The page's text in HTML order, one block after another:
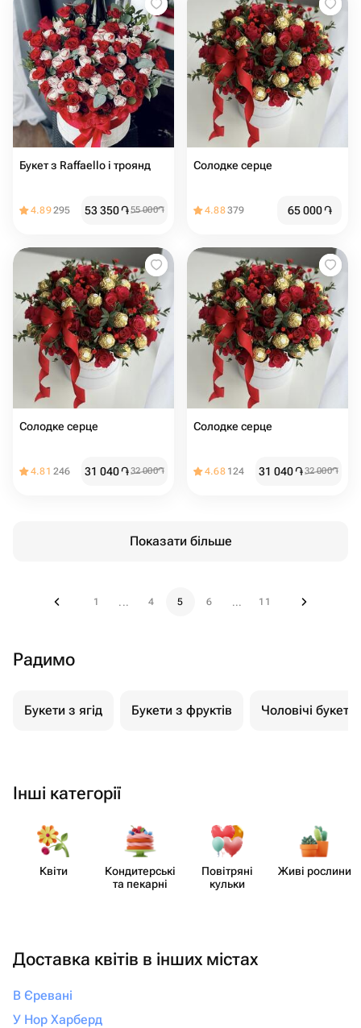
Букет з Raffaello і троянд
4.89295 53 350֏55 000֏
Солодке серце
4.88379 65 000֏
Солодке серце
4.81 246 31 040֏32 000֏
Солодке серце
4.68 124 31 040֏32 000֏
Показати більше
1 ... 4 5 6 ... 11
Радимо
Букети з ягід Букети з фруктів Чоловічі букети
Інші категорії
Квіти
Кондит​ерські
та пекарні
Повітряні
кульки
Живі рослини
Доставка квітів в інших містах
В Єревані
У Нор Харберд